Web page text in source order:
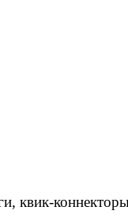
квик-